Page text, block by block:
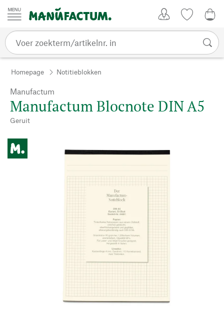
Passer au contenu
Homepage Notitieblokken
Manufactum
Manufactum Blocnote DIN A5
Geruit